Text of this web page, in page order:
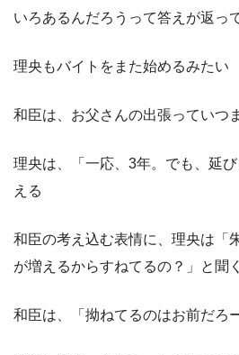
いろあるんだろうって答えが返っ
理央もバイトをまた始めるみたい
和臣は、お父さんの出張っていつ
理央は、「一応、3年。でも、延
える
和臣の考え込む表情に、理央は「
が増えるからすねてるの？」と聞く
和臣は、「拗ねてるのはお前だろ